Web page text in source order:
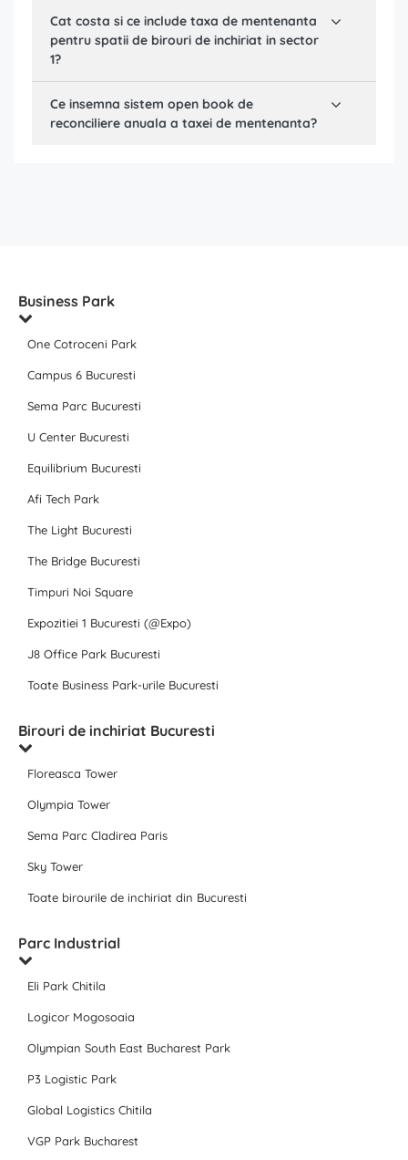
Cat costa si ce include taxa de mentenanta
pentru spatii de birouri de inchiriat in sector
1?
Ce insemna sistem open book de
reconciliere anuala a taxei de mentenanta?
Business Park
One Cotroceni Park
Campus 6 Bucuresti
Sema Parc Bucuresti
U Center Bucuresti
Equilibrium Bucuresti
Afi Tech Park
The Light Bucuresti
The Bridge Bucuresti
Timpuri Noi Square
Expozitiei 1 Bucuresti (@Expo)
J8 Office Park Bucuresti
Toate Business Park-urile Bucuresti
Birouri de inchiriat Bucuresti
Floreasca Tower
Olympia Tower
Sema Parc Cladirea Paris
Sky Tower
Toate birourile de inchiriat din Bucuresti
Parc Industrial
Eli Park Chitila
Logicor Mogosoaia
Olympian South East Bucharest Park
P3 Logistic Park
Global Logistics Chitila
VGP Park Bucharest